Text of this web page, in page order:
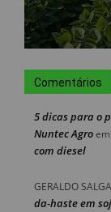
Comentários
5 dicas para o
Nuntec Agroem
com diesel
GERALDO
da-haste em